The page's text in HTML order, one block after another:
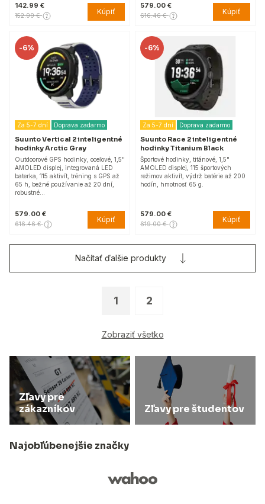
142.99 €
152.99 € Kúpiť
579.00 €
616.46 € Kúpiť
-6%
Za 5-7 dní Doprava zadarmo
Suunto Vertical 2 inteligentné
hodinky Arctic Gray
Outdoorové GPS hodinky, oceľové, 1,5"
AMOLED displej, integrovaná LED
baterka, 115 aktivít, tréning s GPS až
65 h, bežné používanie až 20 dní,
robustné…
579.00 €
616.46 € Kúpiť
-6%
Za 5-7 dní Doprava zadarmo
Suunto Race 2 inteligentné
hodinky Titanium Black
Športové hodinky, titánové, 1,5"
AMOLED displej, 115 športových
režimov aktivít, výdrž batérie až 200
hodín, hmotnosť 65 g.
579.00 €
619.00 € Kúpiť
1 2
Zobraziť všetko
Načítať ďalšie produkty
Zľavy pre
zákazníkov
Zľavy pre študentov
Najobľúbenejšie značky